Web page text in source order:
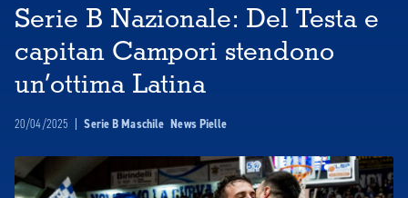
Serie B Nazionale: Del Testa e
capitan Campori stendono
un’ottima Latina
20/04/2025 | Serie B Maschile News Pielle